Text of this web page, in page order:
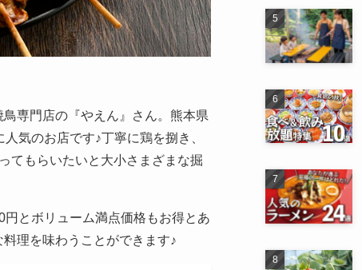
専門店の『やえん』さん。熊本県
気のお店です♪丁寧に鶏を捌き、
てもらいたいと大小さまざまな掘
とボリューム満点価格もお得とあ
理を味わうことができます♪